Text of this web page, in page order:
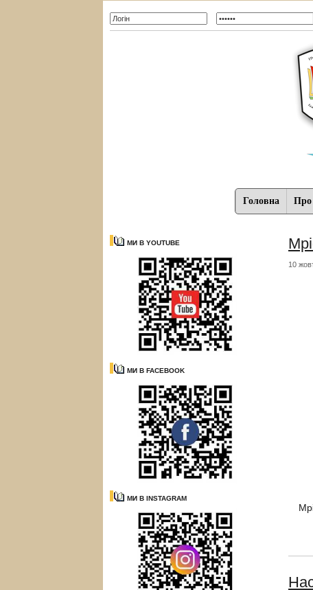
Головна Про
МИ В YOUTUBE
МИ В FACEBOOK
МИ В INSTAGRAM
10